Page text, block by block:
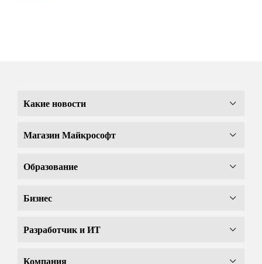
Какие новости
Магазин Майкрософт
Образование
Бизнес
Разработчик и ИТ
Компания